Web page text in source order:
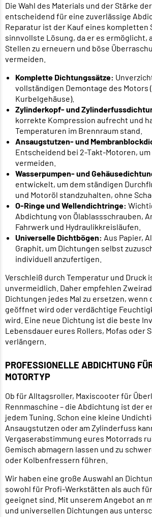
Die Wahl des Materials und der Stärke
entscheidend für eine zuverlässige
Reparatur ist der Kauf eines kompletten
sinnvollste Lösung, da er es ermöglicht,
Stellen zu erneuern und böse
vermeiden.
Komplette Dichtungssätze:
vollständigen Demontage des Motors
Kurbelgehäuse).
Zylinderkopf- und
korrekte Kompression aufrecht und
Temperaturen im Brennraum stand.
Ansaugstutzen- und
Entscheidend bei 2-Takt-Motoren,
vermeiden.
Wasserpumpen- und
entwickelt, um dem ständigen
und Motoröl standzuhalten, ohne
O-Ringe und Wellendichtringe:
Abdichtung von Ölablassschrauben,
Fahrwerk und Hydraulikkreisläufen.
Universelle Dichtbögen: Aus Papier,
Graphit, um Dichtungen selbst
individuell anzufertigen.
Verschleiß durch Temperatur und Druck
unvermeidlich. Daher empfehlen
Dichtungen jedes Mal zu ersetzen, wenn
geöffnet wird oder verdächtige
wird. Eine neue Dichtung ist die beste
Lebensdauer eures Rollers, Mofas oder
verlängern.
PROFESSIONELLE ABDICHTUNG
MOTORTYP
Ob für Alltagsroller, Maxiscooter für
Rennmaschine – die Abdichtung ist der
jedem Tuning. Schon eine kleine
Ansaugstutzen oder am Zylinderfuss
Vergaserabstimmung eures Motorrads
Gemisch abmagern lassen und zu
oder Kolbenfressern führen.
Wir haben eine große Auswahl an
sowohl für Profi-Werkstätten als auch
geeignet sind. Mit unserem Angebot an
und universellen Dichtungen aus